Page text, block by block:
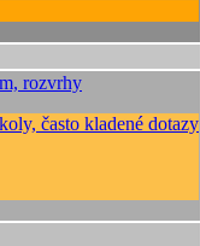
rozvrhy
často kladené dotazy